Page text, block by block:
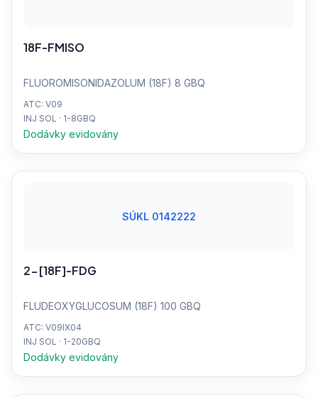
18F-FMISO
FLUOROMISONIDAZOLUM (18F) 8 GBQ
ATC: V09
INJ SOL · 1-8GBQ
Dodávky evidovány
SÚKL 0142222
2-[18F]-FDG
FLUDEOXYGLUCOSUM (18F) 100 GBQ
ATC: V09IX04
INJ SOL · 1-20GBQ
Dodávky evidovány